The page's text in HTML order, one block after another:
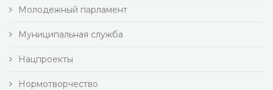
Молодежный парламент
Муниципальная служба
Нацпроекты
Нормотворчество